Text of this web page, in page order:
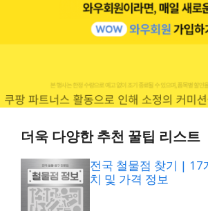
더욱 다양한 추천 꿀팁 리스트
전국 철물점 찾기 | 17
치 및 가격 정보